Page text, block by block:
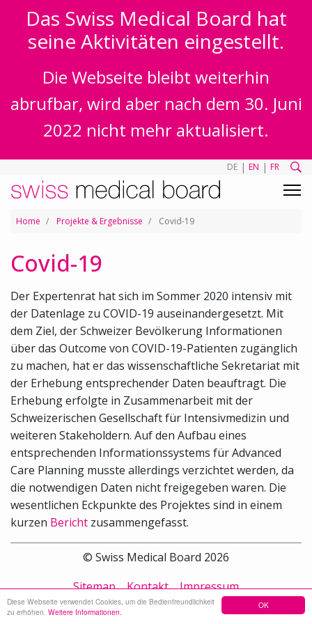
OK
Diese Webseite verwendet Cookies, um die Bedienfreundlichkeit
zu erhöhen. Weitere Informationen.
Das Swiss Medical Board hat
seine Aktivitäten eingestellt.
Die Webseite bleibt weiterhin
abrufbar, wird aber nach dem 30. Juni
2022 nicht mehr aktualisiert.
DE | EN | FR
Home Projekte & Ergebnisse Covid-19
Covid-19
Der Expertenrat hat sich im Sommer 2020 intensiv mit
der Datenlage zu COVID-19 auseinandergesetzt. Mit
dem Ziel, der Schweizer Bevölkerung Informationen
über das Outcome von COVID-19-Patienten zugänglich
zu machen, hat er das wissenschaftliche Sekretariat mit
der Erhebung entsprechender Daten beauftragt. Die
Erhebung erfolgte in Zusammenarbeit mit der
Schweizerischen Gesellschaft für Intensivmedizin und
weiteren Stakeholdern. Auf den Aufbau eines
entsprechenden Informationssystems für Advanced
Care Planning musste allerdings verzichtet werden, da
die notwendigen Daten nicht freigegeben waren. Die
wesentlichen Eckpunkte des Projektes sind in einem
kurzen Bericht zusammengefasst.
© Swiss Medical Board 2026
Sitemap
Kontakt Impressum